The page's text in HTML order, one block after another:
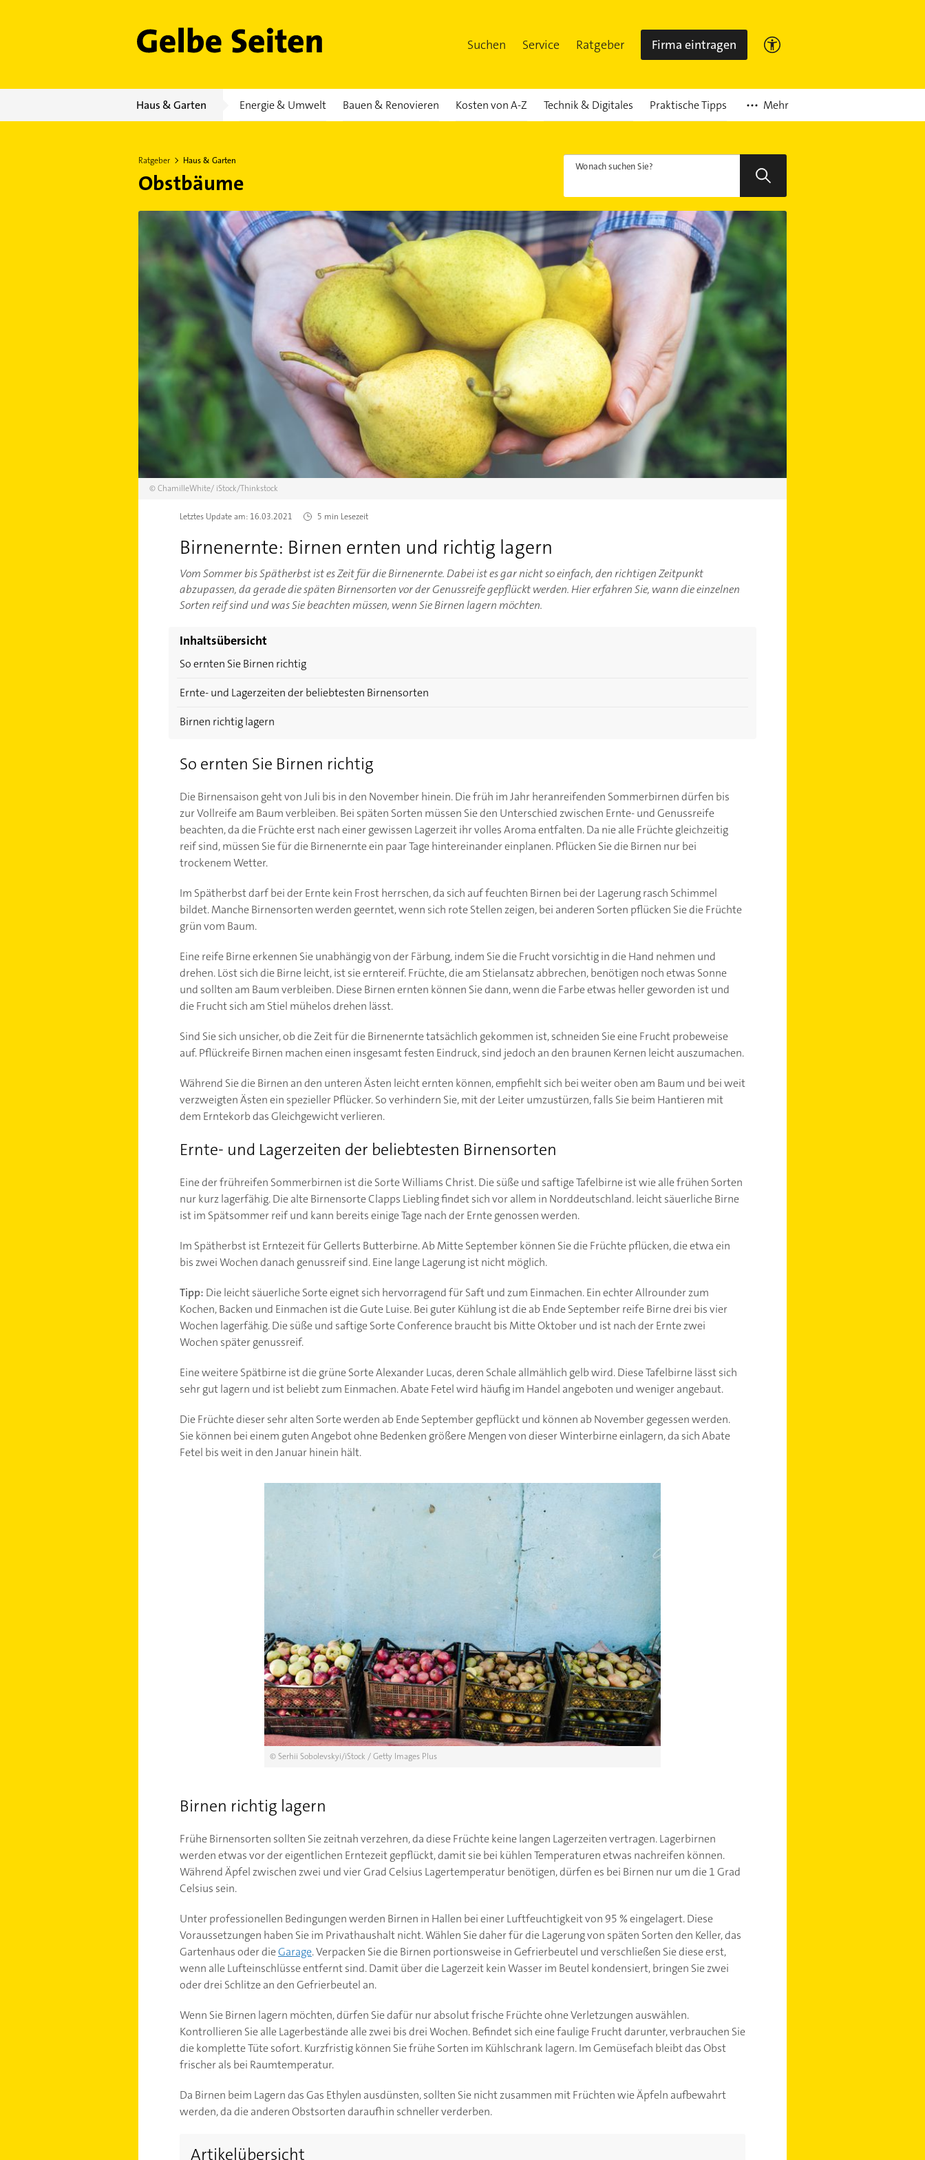
Gelbe Seiten Suchen Service Ratgeber Firma eintragen
Haus & Garten Energie & Umwelt Bauen & Renovieren Kosten von A-Z Technik & Digitales Praktische Tipps Mehr
Ratgeber Haus & Garten
Obstbäume
Wonach suchen Sie?
©ChamilleWhite/ iStock/Thinkstock
Letztes Update am: 16.03.2021 5 min Lesezeit
Birnenernte: Birnen ernten und richtig lagern
Vom Sommer bis Spätherbst ist es Zeit für die Birnenernte. Dabei ist es gar nicht so einfach, den richtigen Zeitpunkt
abzupassen, da gerade die späten Birnensorten vor der Genussreife gepflückt werden. Hier erfahren Sie, wann die einzelnen
Sorten reif sind und was Sie beachten müssen, wenn Sie Birnen lagern möchten.
Inhaltsübersicht
So ernten Sie Birnen richtig
Ernte- und Lagerzeiten der beliebtesten Birnensorten
Birnen richtig lagern
So ernten Sie Birnen richtig
Die Birnensaison geht von Juli bis in den November hinein. Die früh im Jahr heranreifenden Sommerbirnen dürfen bis
zur Vollreife am Baum verbleiben. Bei späten Sorten müssen Sie den Unterschied zwischen Ernte- und Genussreife
beachten, da die Früchte erst nach einer gewissen Lagerzeit ihr volles Aroma entfalten. Da nie alle Früchte gleichzeitig
reif sind, müssen Sie für die Birnenernte ein paar Tage hintereinander einplanen. Pflücken Sie die Birnen nur bei
trockenem Wetter.
Im Spätherbst darf bei der Ernte kein Frost herrschen, da sich auf feuchten Birnen bei der Lagerung rasch Schimmel
bildet. Manche Birnensorten werden geerntet, wenn sich rote Stellen zeigen, bei anderen Sorten pflücken Sie die Früchte
grün vom Baum.
Eine reife Birne erkennen Sie unabhängig von der Färbung, indem Sie die Frucht vorsichtig in die Hand nehmen und
drehen. Löst sich die Birne leicht, ist sie erntereif. Früchte, die am Stielansatz abbrechen, benötigen noch etwas Sonne
und sollten am Baum verbleiben. Diese Birnen ernten können Sie dann, wenn die Farbe etwas heller geworden ist und
die Frucht sich am Stiel mühelos drehen lässt.
Sind Sie sich unsicher, ob die Zeit für die Birnenernte tatsächlich gekommen ist, schneiden Sie eine Frucht probeweise
auf. Pflückreife Birnen machen einen insgesamt festen Eindruck, sind jedoch an den braunen Kernen leicht auszumachen.
Während Sie die Birnen an den unteren Ästen leicht ernten können, empfiehlt sich bei weiter oben am Baum und bei weit
verzweigten Ästen ein spezieller Pflücker. So verhindern Sie, mit der Leiter umzustürzen, falls Sie beim Hantieren mit
dem Erntekorb das Gleichgewicht verlieren.
Ernte- und Lagerzeiten der beliebtesten Birnensorten
Eine der frühreifen Sommerbirnen ist die Sorte Williams Christ. Die süße und saftige Tafelbirne ist wie alle frühen Sorten
nur kurz lagerfähig. Die alte Birnensorte Clapps Liebling findet sich vor allem in Norddeutschland. leicht säuerliche Birne
ist im Spätsommer reif und kann bereits einige Tage nach der Ernte genossen werden.
Im Spätherbst ist Erntezeit für Gellerts Butterbirne. Ab Mitte September können Sie die Früchte pflücken, die etwa ein
bis zwei Wochen danach genussreif sind. Eine lange Lagerung ist nicht möglich.
Tipp: Die leicht säuerliche Sorte eignet sich hervorragend für Saft und zum Einmachen. Ein echter Allrounder zum
Kochen, Backen und Einmachen ist die Gute Luise. Bei guter Kühlung ist die ab Ende September reife Birne drei bis vier
Wochen lagerfähig. Die süße und saftige Sorte Conference braucht bis Mitte Oktober und ist nach der Ernte zwei
Wochen später genussreif.
Eine weitere Spätbirne ist die grüne Sorte Alexander Lucas, deren Schale allmählich gelb wird. Diese Tafelbirne lässt sich
sehr gut lagern und ist beliebt zum Einmachen. Abate Fetel wird häufig im Handel angeboten und weniger angebaut.
Die Früchte dieser sehr alten Sorte werden ab Ende September gepflückt und können ab November gegessen werden.
Sie können bei einem guten Angebot ohne Bedenken größere Mengen von dieser Winterbirne einlagern, da sich Abate
Fetel bis weit in den Januar hinein hält.
© Serhii Sobolevskyi/iStock / Getty Images Plus
Birnen richtig lagern
Frühe Birnensorten sollten Sie zeitnah verzehren, da diese Früchte keine langen Lagerzeiten vertragen. Lagerbirnen
werden etwas vor der eigentlichen Erntezeit gepflückt, damit sie bei kühlen Temperaturen etwas nachreifen können.
Während Äpfel zwischen zwei und vier Grad Celsius Lagertemperatur benötigen, dürfen es bei Birnen nur um die 1 Grad
Celsius sein.
Unter professionellen Bedingungen werden Birnen in Hallen bei einer Luftfeuchtigkeit von 95 % eingelagert. Diese
Voraussetzungen haben Sie im Privathaushalt nicht. Wählen Sie daher für die Lagerung von späten Sorten den Keller, das
Gartenhaus oder dieGarage. Verpacken Sie die Birnen portionsweise in Gefrierbeutel und verschließen Sie diese erst,
wenn alle Lufteinschlüsse entfernt sind. Damit über die Lagerzeit kein Wasser im Beutel kondensiert, bringen Sie zwei
oder drei Schlitze an den Gefrierbeutel an.
Wenn Sie Birnen lagern möchten, dürfen Sie dafür nur absolut frische Früchte ohne Verletzungen auswählen.
Kontrollieren Sie alle Lagerbestände alle zwei bis drei Wochen. Befindet sich eine faulige Frucht darunter, verbrauchen Sie
die komplette Tüte sofort. Kurzfristig können Sie frühe Sorten im Kühlschrank lagern. Im Gemüsefach bleibt das Obst
frischer als bei Raumtemperatur.
Da Birnen beim Lagern das Gas Ethylen ausdünsten, sollten Sie nicht zusammen mit Früchten wie Äpfeln aufbewahrt
werden, da die anderen Obstsorten daraufhin schneller verderben.
Artikelübersicht